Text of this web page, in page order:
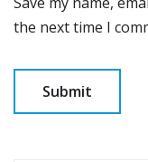
the next time I